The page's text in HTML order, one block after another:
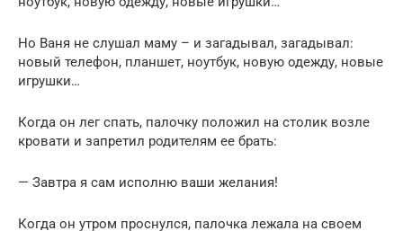
Но Ваня не слушал маму – и загадывал, загадывал:
новый телефон, планшет, ноутбук, новую одежду, новые
игрушки…
Когда он лег спать, палочку положил на столик возле
кровати и запретил родителям ее брать:
— Завтра я сам исполню ваши желания!
Когда он утром проснулся, палочка лежала на своем